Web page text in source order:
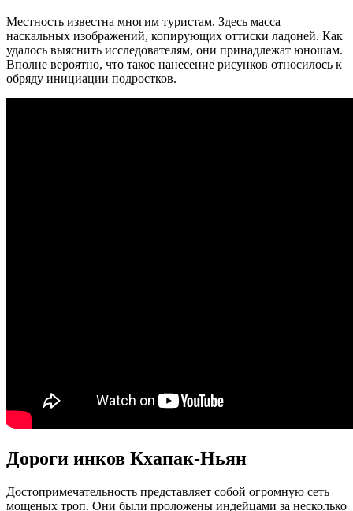
Местность известна многим туристам. Здесь масса
наскальных изображений, копирующих оттиски ладоней. Как
удалось выяснить исследователям, они принадлежат юношам.
Вполне вероятно, что такое нанесение рисунков относилось к
обряду инициации подростков.
Дороги инков Кхапак-Ньян
Достопримечательность представляет собой огромную сеть
мощеных троп. Они были проложены индейцами за несколько